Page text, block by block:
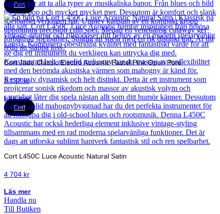
Cort
Cort Jade Classic Electro Acoustic Pastel Pink Open Pore
3 132kr
Läs mer
Cort
Cort L450C Luce Acoustic Natural Satin
4 704 kr
Läs mer
Handla nu
Till Butiken